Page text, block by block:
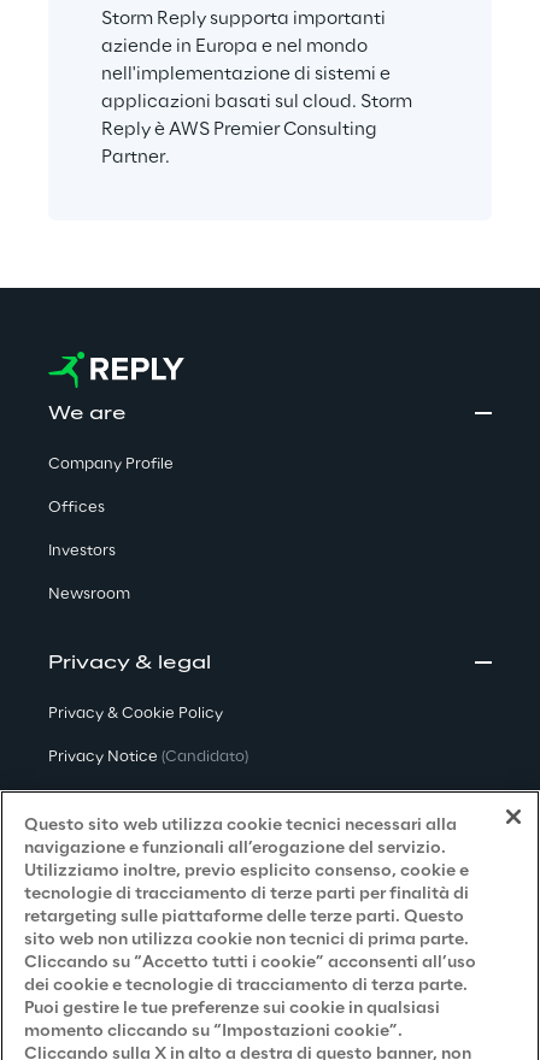
Storm Reply supporta importanti
aziende in Europa e nel mondo
nell'implementazione di sistemi e
applicazioni basati sul cloud. Storm
Reply è AWS Premier Consulting
Partner.
We are
Company Profile
Offices
Investors
Newsroom
Privacy & legal
Privacy & Cookie Policy
Privacy Notice (Candidato)
Privacy Notice(Fornitore)
Privacy Notice (Marketing)
Accessibilità
Careers
Questo sito web utilizza cookie tecnici necessari alla
navigazione e funzionali all’erogazione del servizio.
Utilizziamo inoltre, previo esplicito consenso, cookie e
tecnologie di tracciamento di terze parti per finalità di
retargeting sulle piattaforme delle terze parti. Questo
sito web non utilizza cookie non tecnici di prima parte.
Cliccando su “Accetto tutti i cookie” acconsenti all’uso
dei cookie e tecnologie di tracciamento di terza parte.
Puoi gestire le tue preferenze sui cookie in qualsiasi
momento cliccando su “Impostazioni cookie”.
Cliccando sulla X in alto a destra di questo banner, non